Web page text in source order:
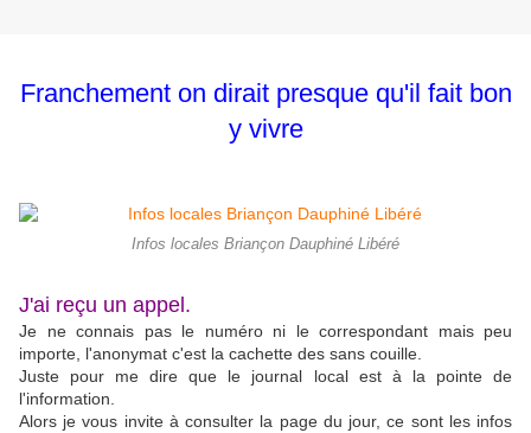
Franchement on dirait presque qu'il fait bon
y vivre
Infos locales Briançon Dauphiné Libéré
J'ai reçu un appel.
Je ne connais pas le numéro ni le correspondant mais peu
importe, l'anonymat c'est la cachette des sans couille.
Juste pour me dire que le journal local est à la pointe de
l'information.
Alors je vous invite à consulter la page du jour, ce sont les infos